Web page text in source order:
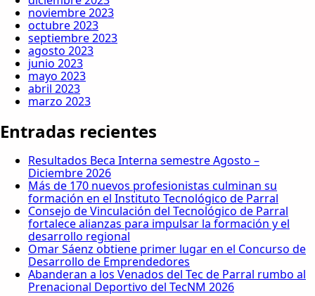
noviembre 2023
octubre 2023
septiembre 2023
agosto 2023
junio 2023
mayo 2023
abril 2023
marzo 2023
Entradas recientes
Resultados Beca Interna semestre Agosto –
Diciembre 2026
Más de 170 nuevos profesionistas culminan su
formación en el Instituto Tecnológico de Parral
Consejo de Vinculación del Tecnológico de Parral
fortalece alianzas para impulsar la formación y el
desarrollo regional
Omar Sáenz obtiene primer lugar en el Concurso de
Desarrollo de Emprendedores
Abanderan a los Venados del Tec de Parral rumbo al
Prenacional Deportivo del TecNM 2026